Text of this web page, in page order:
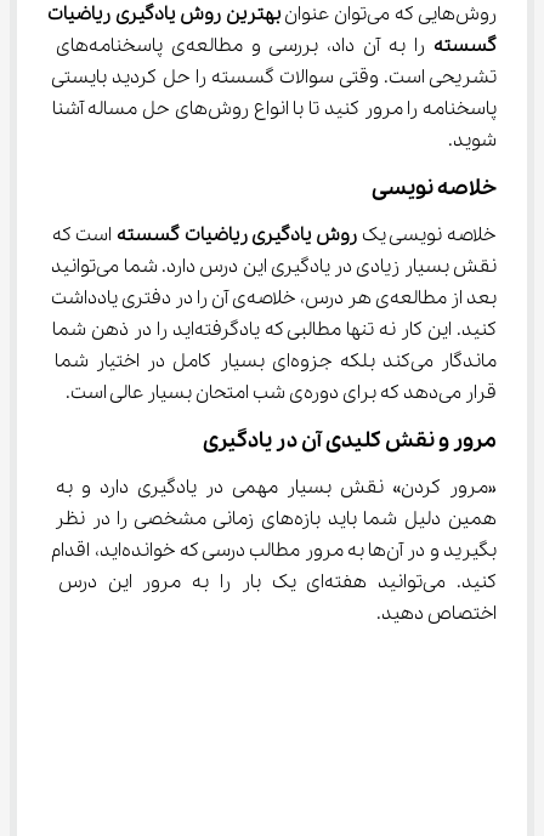
روش‌هایی که می‌توان عنوان
بهترین روش یادگیری ریاضیات
گسسته
را به آن داد، بررسی و مطالعه‌ی پاسخنامه‌های
تشریحی است. وقتی سوالات گسسته را حل کردید بایستی
پاسخنامه را مرور کنید تا با انواع روش‌های حل مساله آشنا
شوید.
خلاصه نویسی
خلاصه نویسی یک روش یادگیری ریاضیات گسسته است که
نقش بسیار زیادی در یادگیری این درس دارد. شما می‌توانید
بعد از مطالعه‌ی هر درس، خلاصه‌ی آن را در دفتری یادداشت
کنید. این کار نه تنها مطالبی که یادگرفته‌اید را در ذهن شما
ماندگار می‌کند بلکه جزوه‌ای بسیار کامل در اختیار شما
قرار می‌دهد که برای دوره‌ی شب امتحان بسیار عالی است.
مرور و نقش کلیدی آن در یادگیری
«مرور کردن» نقش بسیار مهمی در یادگیری دارد و به
همین دلیل شما باید بازه‌های زمانی مشخصی را در نظر
بگیرید و در آن‌ها به مرور مطالب درسی که خوانده‌اید، اقدام
کنید. می‌توانید هفته‌ای یک بار را به مرور این درس
اختصاص دهید.